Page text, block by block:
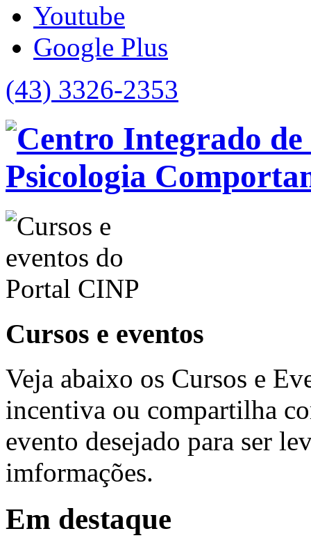
Youtube
Google Plus
(43) 3326-2353
Cursos e eventos
Veja abaixo os Cursos e
incentiva ou compartilha
evento desejado para ser
imformações.
Em destaque